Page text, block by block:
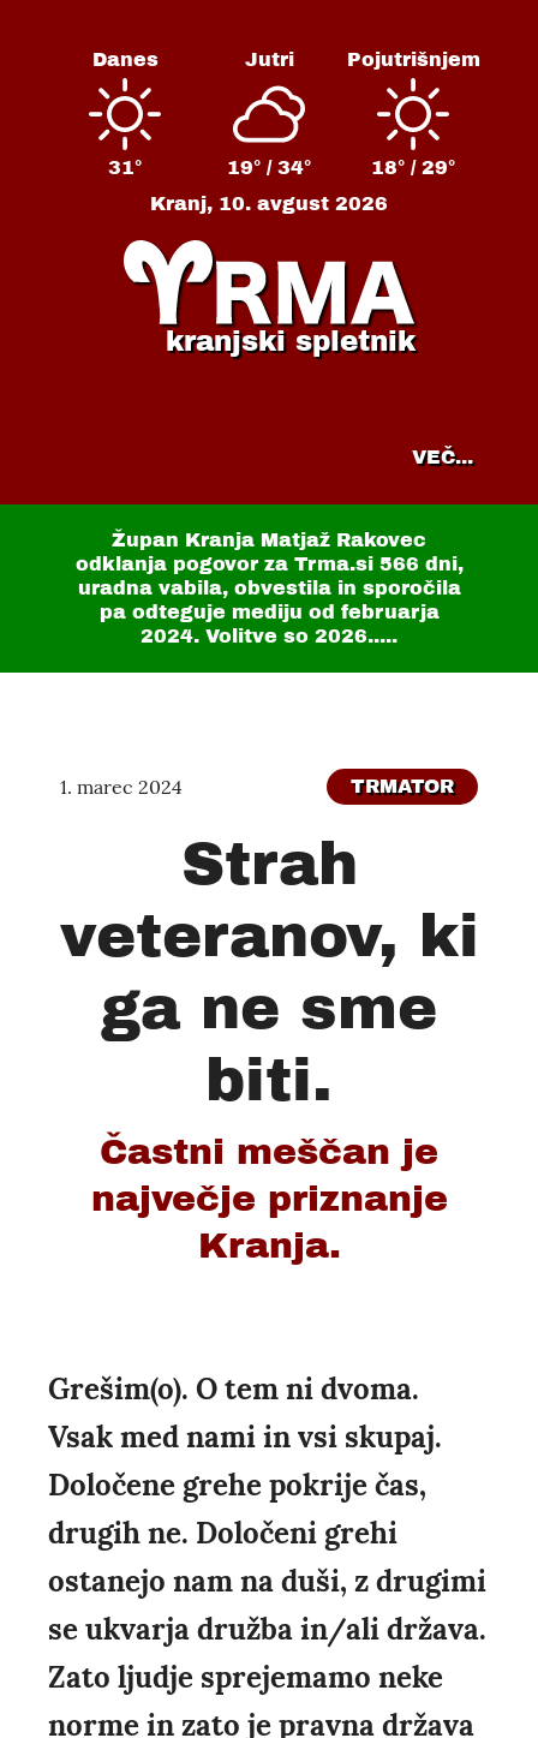
Danes
31°
Jutri
19° / 34°
Pojutrišnjem
18° / 29°
Kranj, 10. avgust 2026
kranjski spletnik
VEČ...
Župan Kranja Matjaž Rakovec
odklanja pogovor za Trma.si 566 dni,
uradna vabila, obvestila in sporočila
pa odteguje mediju od februarja
2024. Volitve so 2026.....
1. marec 2024 TRMATOR
Strah
veteranov, ki
ga ne sme
biti.
Častni meščan je
največje priznanje
Kranja.
Grešim(o). O tem ni dvoma.
Vsak med nami in vsi skupaj.
Določene grehe pokrije čas,
drugih ne. Določeni grehi
ostanejo nam na duši, z drugimi
se ukvarja družba in/ali država.
Zato ljudje sprejemamo neke
norme in zato je pravna država